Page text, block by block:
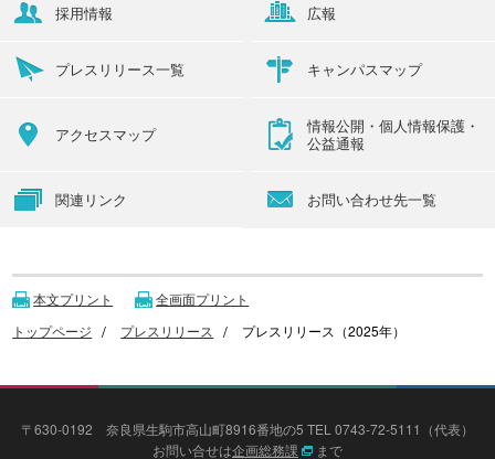
採用情報 広報
プレスリリース一覧 キャンパスマップ
アクセスマップ
情報公開・個人情報保護・
公益通報
関連リンク お問い合わせ先一覧
本文プリント
全画面プリント
トップページ
プレスリリース プレスリリース（2025年）
〒630-0192 奈良県生駒市高山町8916番地の5 TEL 0743-72-5111（代表）
お問い合せは企画総務課 まで